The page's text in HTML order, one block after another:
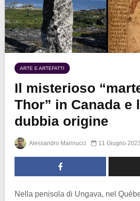
ARTE E ARTEFATTI
Il misterioso
Thor” in Canada e
dubbia origine
Alessandro Marinucci 11 Giugno 2023
Nella penisola di Ungava, nel